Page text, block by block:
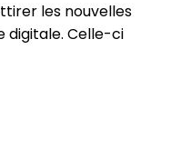
les nouvelles
digitale. Celle-ci